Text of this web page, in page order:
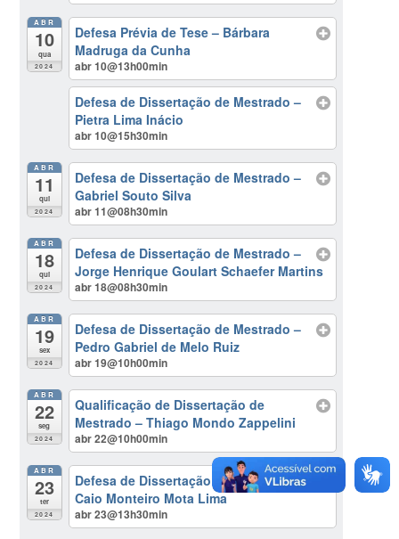
ABR
10
qua
2024
Defesa Prévia de Tese – Bárbara
Madruga da Cunha
abr 10@13h00min
Defesa de Dissertação de Mestrado –
Pietra Lima Inácio
abr 10@15h30min
ABR
11
qui
2024
Defesa de Dissertação de Mestrado –
Gabriel Souto Silva
abr 11@08h30min
ABR
18
qui
2024
Defesa de Dissertação de Mestrado –
Jorge Henrique Goulart Schaefer Martins
abr 18@08h30min
ABR
19
sex
2024
Defesa de Dissertação de Mestrado –
Pedro Gabriel de Melo Ruiz
abr 19@10h00min
ABR
22
seg
2024
Qualificação de Dissertação de
Mestrado – Thiago Mondo Zappelini
abr 22@10h00min
ABR
23
ter
2024
Defesa de Dissertação de Mestrado –
Caio Monteiro Mota Lima
abr 23@13h30min